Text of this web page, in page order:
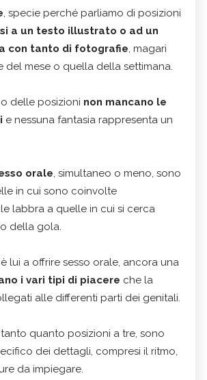
, specie perché parliamo di posizioni
a un testo illustrato o ad un
con tanto di fotografie, magari
del mese o quella della settimana.
delle posizioni non mancano le
e nessuna fantasia rappresenta un
orale, simultaneo o meno, sono
in cui sono coinvolte
labbra a quelle in cui si cerca
della gola.
lui a offrire sesso orale, ancora una
i vari tipi di piacere che la
alle differenti parti dei genitali.
quanto posizioni a tre, sono
dei dettagli, compresi il ritmo,
da impiegare.